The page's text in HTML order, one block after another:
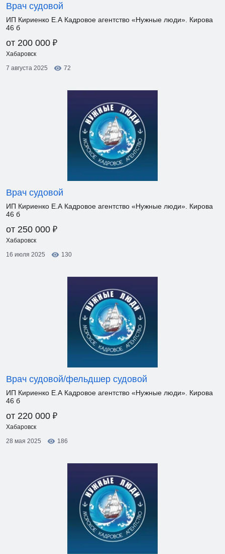
Врач судовой
ИП Кириенко Е.А Кадровое агентство «Нужные люди». Кирова
46 б
от 200 000 ₽
Хабаровск
7 августа 2025
72
Врач судовой
ИП Кириенко Е.А Кадровое агентство «Нужные люди». Кирова
46 б
от 250 000 ₽
Хабаровск
16 июля 2025
130
Врач судовой/фельдшер судовой
ИП Кириенко Е.А Кадровое агентство «Нужные люди». Кирова
46 б
от 220 000 ₽
Хабаровск
28 мая 2025
186